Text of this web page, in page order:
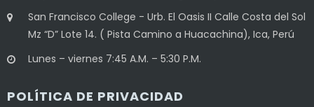
San Francisco College - Urb. El Oasis II Calle Costa del Sol
Mz “D” Lote 14. ( Pista Camino a Huacachina), Ica, Perú
Lunes – viernes 7:45 A.M. – 5:30 P.M.
POLÍTICA DE PRIVACIDAD